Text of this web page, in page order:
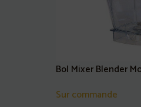
Bol Mixer Blender
Sur commande